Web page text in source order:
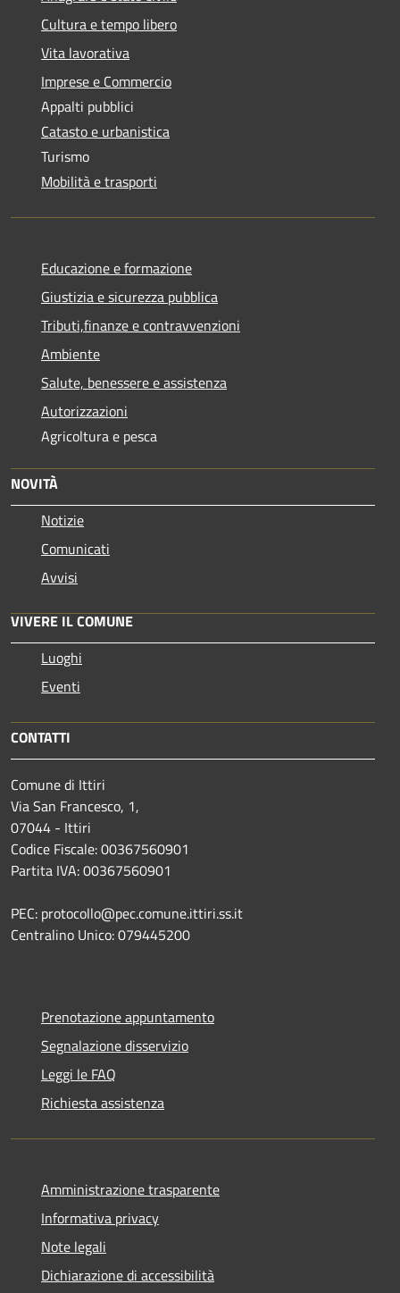
Cultura e tempo libero
Vita lavorativa
Imprese e Commercio
Appalti pubblici
Catasto e urbanistica
Turismo
Mobilità e trasporti
Educazione e formazione
Giustizia e sicurezza pubblica
Tributi,finanze e contravvenzioni
Ambiente
Salute, benessere e assistenza
Autorizzazioni
Agricoltura e pesca
NOVITÀ
Notizie
Comunicati
Avvisi
VIVERE IL COMUNE
Luoghi
Eventi
CONTATTI
Comune di Ittiri
Via San Francesco, 1,
07044 - Ittiri
Codice Fiscale: 00367560901
Partita IVA: 00367560901
PEC: protocollo@pec.comune.ittiri.ss.it
Centralino Unico: 079445200
Prenotazione appuntamento
Segnalazione disservizio
Leggi le FAQ
Richiesta assistenza
Amministrazione trasparente
Informativa privacy
Note legali
Dichiarazione di accessibilità